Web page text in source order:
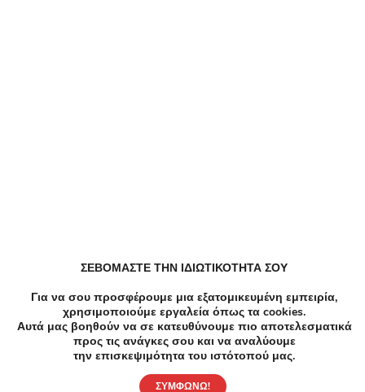
Υγεία σε Κυψέλη
ΣΕΒΟΜΑΣΤΕ ΤΗΝ ΙΔΙΩΤΙΚΟΤΗΤΑ ΣΟΥ
Για να σου προσφέρουμε μια εξατομικευμένη εμπειρία,
χρησιμοποιούμε εργαλεία όπως τα cookies.
Αυτά μας βοηθούν να σε κατευθύνουμε πιο αποτελεσματικά
προς τις ανάγκες σου και να αναλύουμε
την επισκεψιμότητα του ιστότοπού μας.
ΣΥΜΦΩΝΩ!